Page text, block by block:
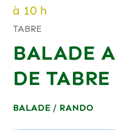
à 10 h
TABRE
BALADE
DE TABRE
BALADE / RANDO